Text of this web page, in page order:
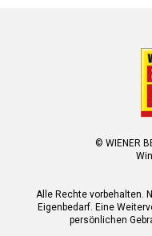
© WIENER
Alle Rechte vorbehalten.
Eigenbedarf. Eine
persönlichen